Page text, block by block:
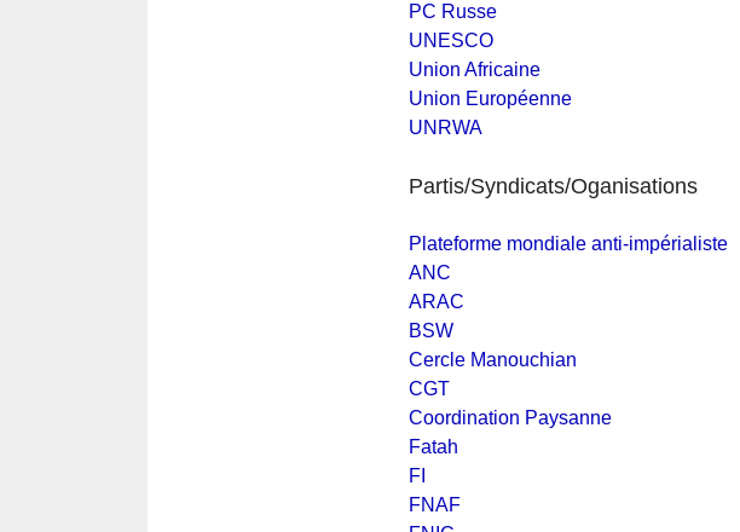
PC Russe
UNESCO
Union Africaine
Union Européenne
UNRWA
Partis/Syndicats/Oganisations
Plateforme mondiale anti-impérialiste
ANC
ARAC
BSW
Cercle Manouchian
CGT
Coordination Paysanne
Fatah
FI
FNAF